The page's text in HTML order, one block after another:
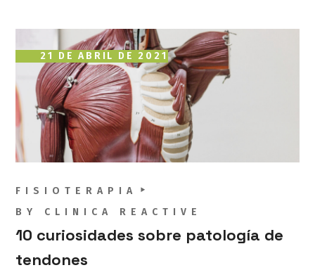
21 DE ABRIL DE 2021
FISIOTERAPIA
BY CLINICA REACTIVE
10 curiosidades sobre patología de
tendones